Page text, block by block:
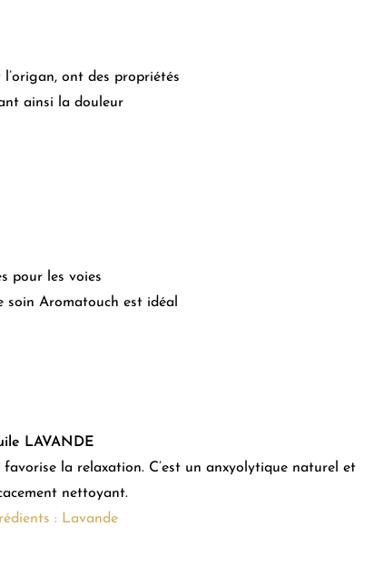
ont des propriétés
ainsi la douleur
pour les voies
Aromatouch est idéal
LAVANDE
favorise la relaxation. C’est un anxyolytique naturel et
nettoyant.
: Lavande